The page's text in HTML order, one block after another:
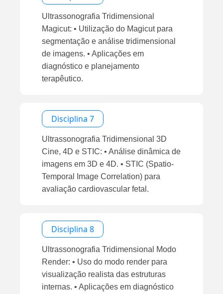
Ultrassonografia Tridimensional
Magicut: • Utilização do Magicut para
segmentação e análise tridimensional
de imagens. • Aplicações em
diagnóstico e planejamento
terapêutico.
Disciplina 7
Ultrassonografia Tridimensional 3D
Cine, 4D e STIC: • Análise dinâmica de
imagens em 3D e 4D. • STIC (Spatio-
Temporal Image Correlation) para
avaliação cardiovascular fetal.
Disciplina 8
Ultrassonografia Tridimensional Modo
Render: • Uso do modo render para
visualização realista das estruturas
internas. • Aplicações em diagnóstico